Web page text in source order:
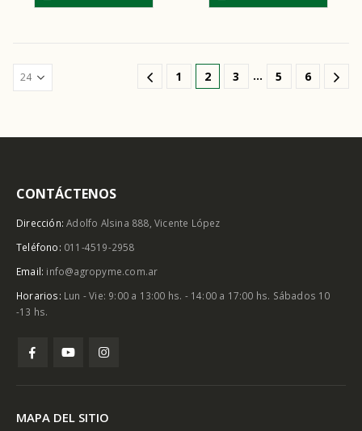
1 2 3 … 5 6
CONTÁCTENOS
Dirección: Adolfo Alsina 888, Vicente López
Teléfono: 011-4519-2958
Email: info@agropyme.com.ar
Horarios: Lun - Vie: 9:00 a 13:00 hs. - 14:00 a 17:00 hs. Sábados 10
-13 hs.
MAPA DEL SITIO